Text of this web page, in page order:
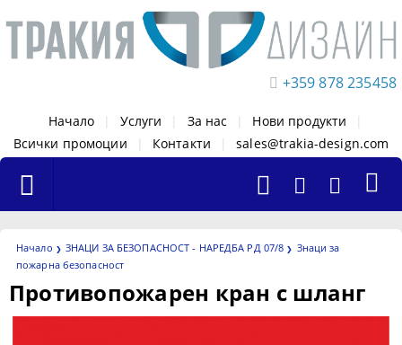
+359 878 235458
Начало Услуги За нас Нови продукти
Всички промоции
Контакти sales@trakia-design.com
Начало ЗНАЦИ ЗА БЕЗОПАСНОСТ - НАРЕДБА РД 07/8
Знаци за
пожарна безопасност
Противопожарен кран с шланг